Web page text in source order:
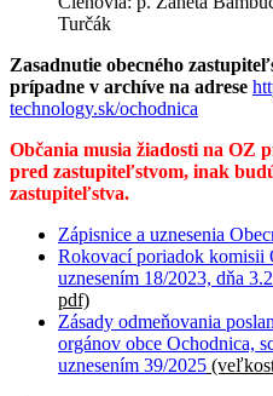
Turčák
Zasadnutie obecného
prípadne v archíve na adrese
technology.sk/ochodnica
Občania musia žiadosti na OZ
pred zastupiteľstvom, inak
zastupiteľstva.
Zápisnice a uznesenia
Rokovací poriadok komisii
uznesením 18/2023, dňa
pdf)
Zásady odmeňovania
orgánov obce Ochodnica,
uznesením 39/2025